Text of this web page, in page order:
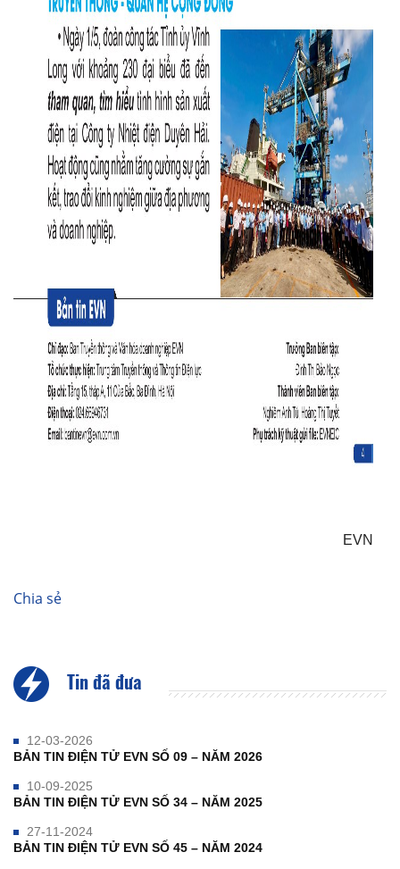
EVN
Chia sẻ
Tin đã đưa
12-03-2026
BẢN TIN ĐIỆN TỬ EVN SỐ 09 – NĂM 2026
10-09-2025
BẢN TIN ĐIỆN TỬ EVN SỐ 34 – NĂM 2025
27-11-2024
BẢN TIN ĐIỆN TỬ EVN SỐ 45 – NĂM 2024